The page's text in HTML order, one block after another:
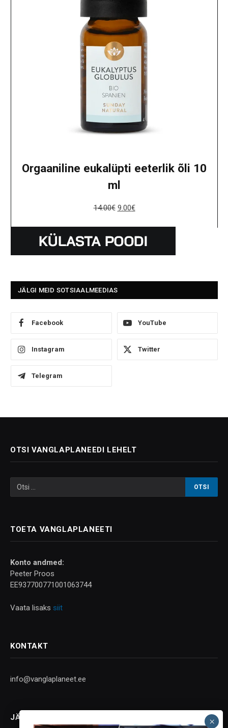
Orgaaniline eukalüpti eeterlik õli 10
ml
14.00€ 9.00€
JÄLGI MEID SOTSIAALMEEDIAS
Facebook YouTube
Instagram Twitter
Telegram
OTSI VANGLAPLANEEDI LEHELT
TOETA VANGLAPLANEETI
Konto andmed:
Peeter Proos
EE937700771001063744
Vaata lisaks siit
KONTAKT
info@vanglaplaneet.ee
JÄLGI SOTSIAALMEEDIAS